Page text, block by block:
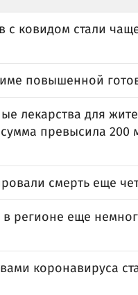
с ковидом стали
повышенной
лекарства для
превысила 200
смерть еще
регионе еще
коронавируса